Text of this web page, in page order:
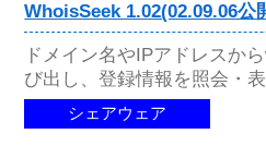
WhoisSeek 1.02(02.09.06公
ドメイン名やIPアドレスか
び出し、登録情報を照会・
シェアウェア